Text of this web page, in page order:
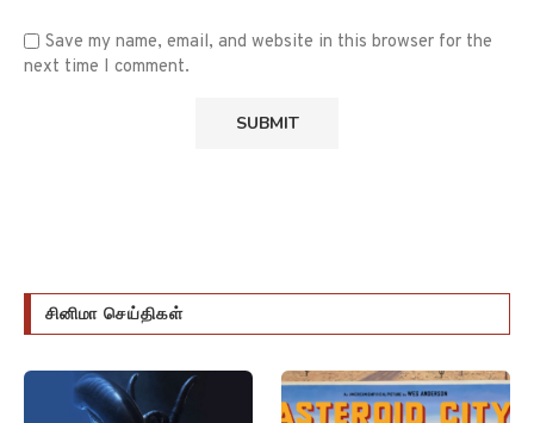
Save my name, email, and website in this browser for the
next time I comment.
சினிமா செய்திகள்